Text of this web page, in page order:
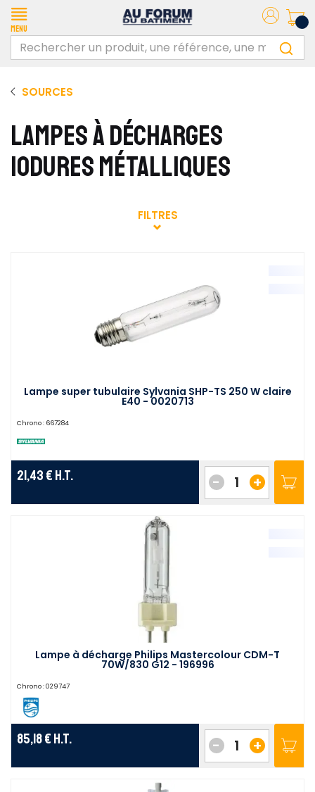
Menu
SOURCES
LAMPES À DÉCHARGES
IODURES MÉTALLIQUES
FILTRES
Lampe super tubulaire Sylvania SHP-TS 250 W claire
E40 - 0020713
Chrono : 667284
21,43 € H.T. +
-
Lampe à décharge Philips Mastercolour CDM-T
70W/830 G12 - 196996
Chrono : 029747
85,18 € H.T. +
-